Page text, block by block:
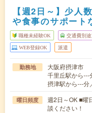
【週2日～】少人
や食事のサポート
職種未経験OK 交通費別途
WEB登録OK 派遣
勤務地
大阪府摂津市
千里丘駅から---
摂津駅から---分
曜日頻度
週2日～OK ■曜
談ください！